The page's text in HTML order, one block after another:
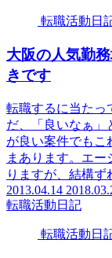
転職活動日
大阪の人気勤
きです
転職するに当たっ
だ、「良いなぁ」
が良い案件でもこ
まあります。エ
りますが、結構ず
2013.04.14
転職活動日記
転職活動日